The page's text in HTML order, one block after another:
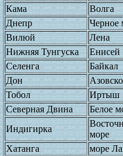
Кама
Волга
Днепр
Черное
Вилюй
Лена
Нижняя Тунгуска
Енисей
Селенга
Байкал
Дон
Тобол
Иртыш
Северная Двина
Белое
Индигирка
море
Хатанга
море